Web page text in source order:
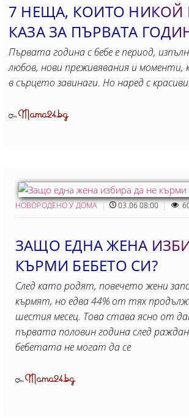
7 НЕЩА, КОИТО НИКОЙ
КАЗА ЗА ПЪРВАТА
Първата година с бебе е период,
любов, нови преживявания и
в сърцето завинаги. Но наред с
ОтMama24.bg
НОВОРОДЕНО У ДОМА 03.06 08:00
ЗАЩО ЕДНА ЖЕНА
КЪРМИ БЕБЕТО СИ?
След като родят, повечето жени
кърмят, но едва 44% от тях
шестия месец. Това става ясно от
първата половин година след
бебетата не могат да се
ОтMama24.bg